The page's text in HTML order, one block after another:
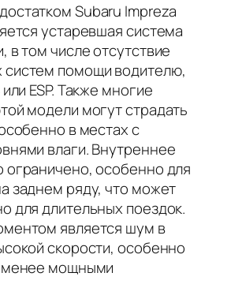
Subaru Impreza
устаревшая система
в том числе отсутствие
помощи водителю,
ESP. Также многие
модели могут страдать
в местах с
влаги. Внутреннее
ограничено, особенно для
заднем ряду, что может
для длительных поездок.
является шум в
скорости, особенно
менее мощными